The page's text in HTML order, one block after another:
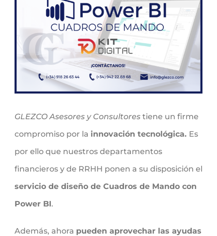
más
grande
GLEZCO Asesores y Consultores tiene un firme
compromiso por la innovación tecnológica. Es
por ello que nuestros departamentos
financieros y de RRHH ponen a su disposición el
servicio de diseño de Cuadros de Mando con
Power BI.
Además, ahora pueden aprovechar las ayudas